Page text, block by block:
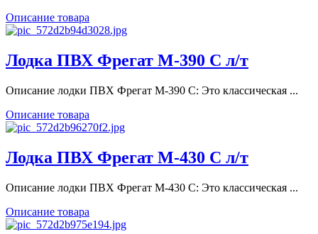
Описание товара
Лодка ПВХ Фрегат M-390 C л/т
Описание лодки ПВХ Фрегат M-390 C: Это классическая ...
Описание товара
Лодка ПВХ Фрегат M-430 C л/т
Описание лодки ПВХ Фрегат M-430 C: Это классическая ...
Описание товара